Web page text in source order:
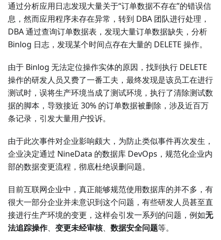
通过分析应用日志发现大量关于“订单数据不存在”的错误信
息，然而应用程序未存在异常，转到 DBA 团队进行处理，
DBA 通过查询订单数据表，发现大量订单数据缺失，分析
Binlog 日志，发现某个时间点存在大量的 DELETE 操作。
由于 Binlog 无法定位操作实体的原因，找到执行 DELETE
操作的研发人员又费了一番工夫，最终发现是该员工在进行
测试时，误将生产环境当成了测试环境，执行了清除测试数
据的脚本，导致接近 30% 的订单数据被删除，涉及近百万
条记录，引发大量用户投诉。
由于此次事件对企业影响颇大，为防止类似事件再次发生，
企业决定通过 NineData 的数据库 DevOps，规范化企业内
部的数据变更流程，彻底杜绝误删问题。
目前互联网企业中，真正能够规范使用数据库的并不多，有
很大一部分企业并未意识到这个问题，有些研发人员甚至直
接进行生产环境的变更，这样会引发一系列的问题，例如无
法追踪操作、 变更未经审核、 数据安全问题等。